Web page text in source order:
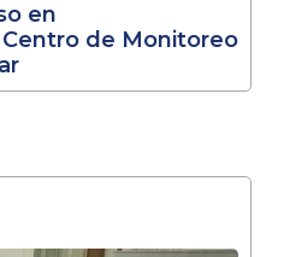
en
de Monitoreo